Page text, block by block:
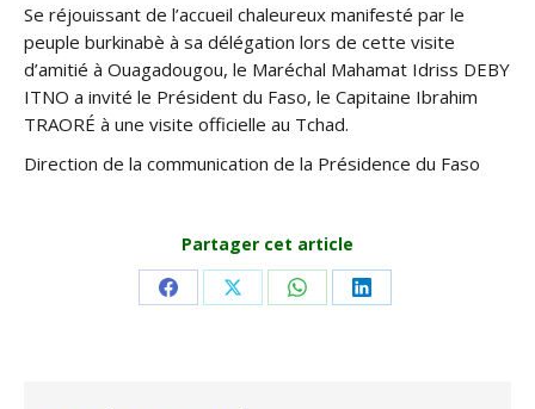
Se réjouissant de l’accueil chaleureux manifesté par le
peuple burkinabè à sa délégation lors de cette visite
d’amitié à Ouagadougou, le Maréchal Mahamat Idriss DEBY
ITNO a invité le Président du Faso, le Capitaine Ibrahim
TRAORÉ à une visite officielle au Tchad.
Direction de la communication de la Présidence du Faso
Partager cet article
Share Share Share Share